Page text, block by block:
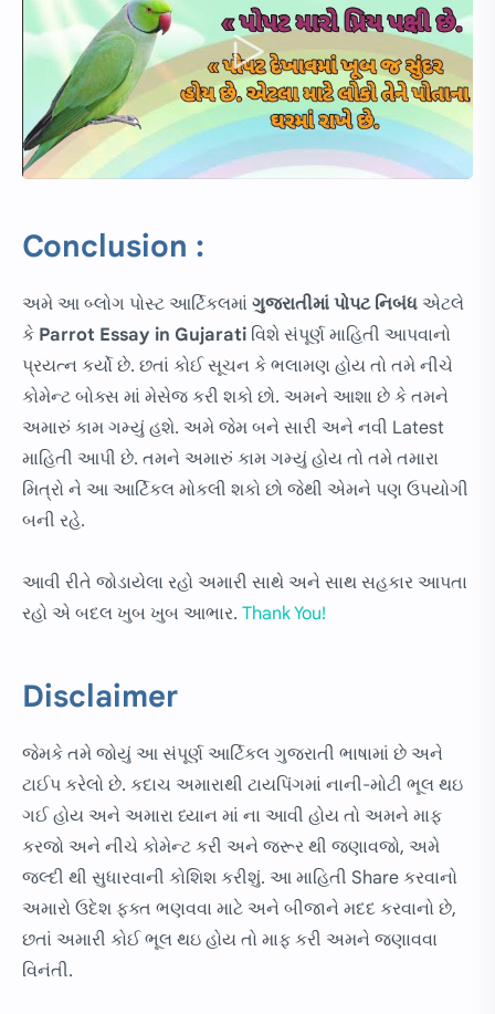
Conclusion :
અમે આ બ્લોગ પોસ્ટ આર્ટિકલમાં ગુજરાતીમાં પોપટ નિબંધ એટલે
કે Parrot Essay in Gujarati વિશે સંપૂર્ણ માહિતી આપવાનો
પ્રયત્ન કર્યો છે. છતાં કોઈ સૂચન કે ભલામણ હોય તો તમે નીચે
કોમેન્ટ બોક્સ માં મેસેજ કરી શકો છો. અમને આશા છે કે તમને
અમારું કામ ગમ્યું હશે. અમે જેમ બને સારી અને નવી Latest
માહિતી આપી છે. તમને અમારું કામ ગમ્યું હોય તો તમે તમારા
મિત્રો ને આ આર્ટિકલ મોકલી શકો છો જેથી એમને પણ ઉપયોગી
બની રહે.
આવી રીતે જોડાયેલા રહો અમારી સાથે અને સાથ સહકાર આપતા
રહો એ બદલ ખુબ ખુબ આભાર. Thank You!
Disclaimer
જેમકે તમે જોયું આ સંપૂર્ણ આર્ટિકલ ગુજરાતી ભાષામાં છે અને
ટાઈપ કરેલો છે. કદાચ અમારાથી ટાયપિંગમાં નાની-મોટી ભૂલ થઇ
ગઈ હોય અને અમારા ધ્યાન માં ના આવી હોય તો અમને માફ
કરજો અને નીચે કોમેન્ટ કરી અને જરૂર થી જણાવજો, અમે
જલ્દી થી સુધારવાની કોશિશ કરીશું. આ માહિતી Share કરવાનો
અમારો ઉદેશ ફક્ત ભણવવા માટે અને બીજાને મદદ કરવાનો છે,
છતાં અમારી કોઈ ભૂલ થઇ હોય તો માફ કરી અમને જણાવવા
વિનંતી.